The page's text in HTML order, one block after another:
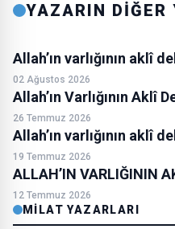
YAZARIN DİĞER
Allah’ın varlığının aklî
02 Ağustos 2026
Allah’ın Varlığının Aklî
26 Temmuz 2026
Allah’ın varlığının aklî
19 Temmuz 2026
ALLAH’IN VARLIĞININ
12 Temmuz 2026
MILAT YAZARLARI